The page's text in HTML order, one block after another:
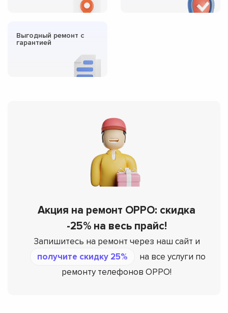
Выгодный ремонт с
гарантией
Акция на ремонт OPPO: скидка
-25% на весь прайс!
Запишитесь на ремонт через наш сайт и
получите скидку 25%
на все услуги по
ремонту телефонов OPPO!